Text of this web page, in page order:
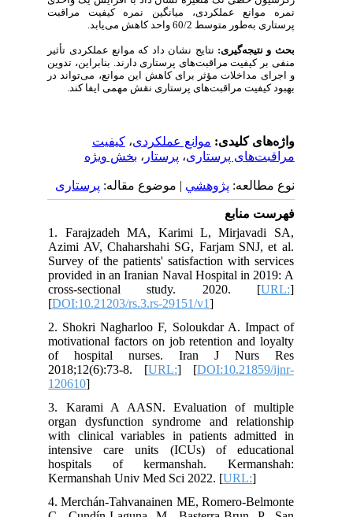
نمره موانع عملکردی، میانگین نمره کیفیت مراقبت
پرستاری به‌طور متوسط 60/2 واحد کاهش می‌یابد.
بحث و نتیجه‌گیری:نتایج نشان داد که موانع عملکردی تأثیر
منفی بر کیفیت مراقبت‌های پرستاری دارند. بنابراین، تدوین
و اجرای مداخلات مؤثر برای کاهش این موانع، می‌تواند در
بهبود کیفیت مراقبت‌های پرستاری نقش مهمی ایفا کند.
واژه‌های کلیدی:موانع عملکردی،کیفیت
مراقبت‌های پرستاری،پرستار، بخش ویژه
نوع مطالعه:پژوهشي| موضوع مقاله:پرستاری
فهرست منابع
1. Farajzadeh MA, Karimi L, Mirjavadi SA,
Azimi AV, Chaharshahi SG, Farjam SNJ, et al.
Survey of the patients' satisfaction with services
provided in an Iranian Naval Hospital in 2019: A
cross-sectional study. 2020. [URL:
[DOI:10.21203/rs.3.rs-29151/v1
2. Shokri Nagharloo F, Soloukdar A. Impact of
motivational factors on job retention and loyalty
of hospital nurses. Iran J Nurs Res
2018;12(6):73-8. [URL: ] [DOI:10.21859/ijnr-
120610
3. Karami A AASN. Evaluation of multiple
organ dysfunction syndrome and relationship
with clinical variables in patients admitted in
intensive care units (ICUs) of educational
hospitals of kermanshah. Kermanshah:
Kermanshah Univ Med Sci 2022. [URL:
4. Merchán-Tahvanainen ME, Romero-Belmonte